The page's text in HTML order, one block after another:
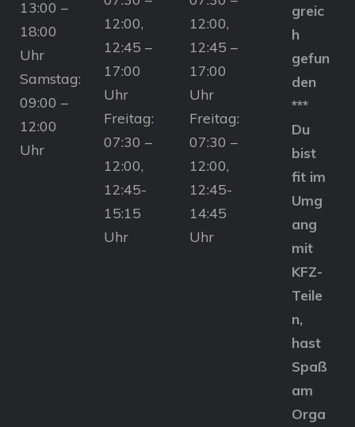
13:00 –
18:00
Uhr
Samstag:
09:00 –
12:00
Uhr
12:00,
12:45 –
17:00
Uhr
Freitag:
07:30 –
12:00,
12:45-
15:15
Uhr
12:00,
12:45 –
17:00
Uhr
Freitag:
07:30 –
12:00,
12:45-
14:45
Uhr
greic
h
gefun
den
***
Du
bist
fit im
Umg
ang
mit
KFZ-
Teile
n,
hast
Spaß
am
Orga